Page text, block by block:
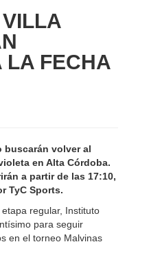
VILLA
LA FECHA
buscarán volver al
en Alta Córdoba.
a partir de las 17:10,
TyC Sports.
regular, Instituto
para seguir
en el torneo Malvinas